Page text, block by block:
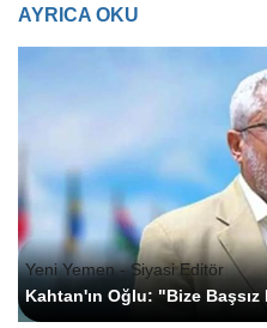
AYRICA OKU
Yeni Yemen - Siyasi Editör
Kahtan'ın Oğlu: "Bize